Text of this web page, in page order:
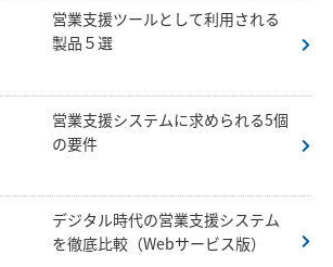
営業支援ツールとして利用される
製品５選
営業支援システムに求められる5個
の要件
デジタル時代の営業支援システム
を徹底比較（Webサービス版）